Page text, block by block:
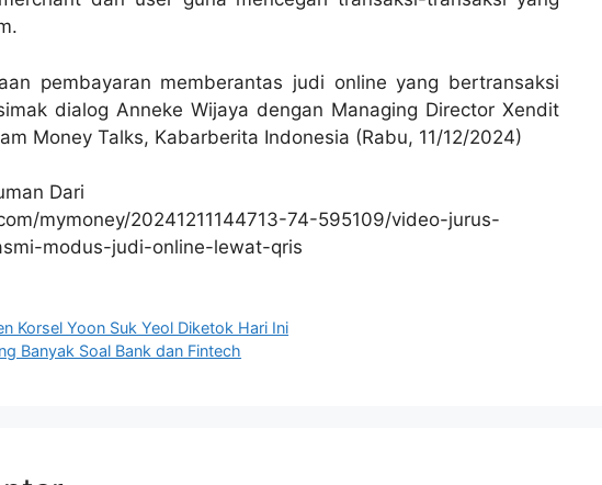
pembayaran memberantas judi online yang bertransaksi
dialog Anneke Wijaya dengan Managing Director Xendit
Money Talks, Kabarberita Indonesia (Rabu, 11/12/2024)
Dari
mymoney/20241211144713-74-595109/video-jurus-
modus-judi-online-lewat-qris
Korsel Yoon Suk Yeol Diketok Hari Ini
Banyak Soal Bank dan Fintech